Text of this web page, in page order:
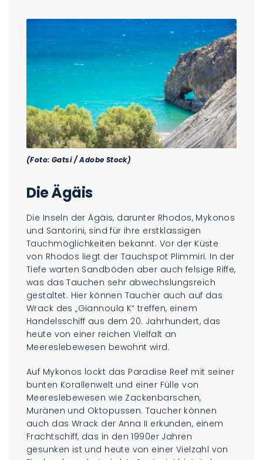
(Foto: Gatsi / Adobe Stock)
Die Ägäis
Die Inseln der Ägäis, darunter Rhodos, Mykonos
und Santorini, sind für ihre erstklassigen
Tauchmöglichkeiten bekannt. Vor der Küste
von Rhodos liegt der Tauchspot Plimmiri. In der
Tiefe warten Sandböden aber auch felsige Riffe,
was das Tauchen sehr abwechslungsreich
gestaltet. Hier können Taucher auch auf das
Wrack des „Giannoula K“ treffen, einem
Handelsschiff aus dem 20. Jahrhundert, das
heute von einer reichen Vielfalt an
Meereslebewesen bewohnt wird.
Auf Mykonos lockt das Paradise Reef mit seiner
bunten Korallenwelt und einer Fülle von
Meereslebewesen wie Zackenbarschen,
Muränen und Oktopussen. Taucher können
auch das Wrack der Anna II erkunden, einem
Frachtschiff, das in den 1990er Jahren
gesunken ist und heute von einer Vielzahl von